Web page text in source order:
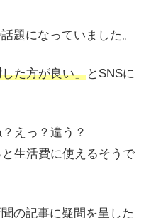
題になっていました。
た方が良い」とSNSに
えっ？違う？
生活費に使えるそうで
の記事に疑問を呈した